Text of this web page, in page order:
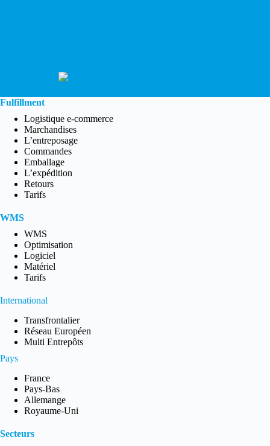
Fulfillment
Logistique e-commerce
Marchandises
L’entreposage
Commandes
Emballage
L’expédition
Retours
Tarifs
WMS
WMS
Optimisation
Logiciel
Matériel
Tarifs
International
Transfrontalier
Réseau Européen
Multi Entrepôts
Pays
France
Pays-Bas
Allemange
Royaume-Uni
Secteurs